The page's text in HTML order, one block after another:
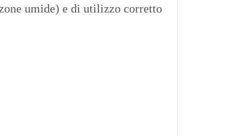
umide) e di utilizzo corretto